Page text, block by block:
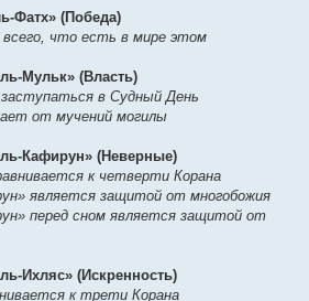
Фатх» (Победа)
что есть в мире этом
Мульк» (Власть)
в Судный День
от мучений могилы
Кафирун» (Неверные)
к четверти Корана
является защитой от многобожия
перед сном является защитой от
Ихляс» (Искренность)
к трети Корана